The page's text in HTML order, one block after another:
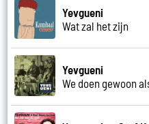
Yevgueni
Wat zal het zijn
Yevgueni
We doen gewoon